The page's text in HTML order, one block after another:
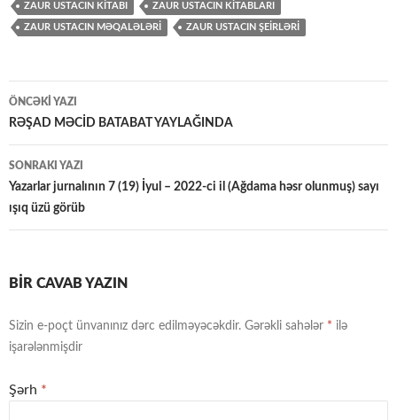
ZAUR USTACIN KİTABI ZAUR USTACIN KİTABLARI
ZAUR USTACIN MƏQALƏLƏRİ ZAUR USTACIN ŞEİRLƏRİ
Yazılar
üzrə
naviqasiya
ÖNCƏKI YAZI
RƏŞAD MƏCİD BATABAT YAYLAĞINDA
SONRAKI YAZI
Yazarlar jurnalının 7 (19) İyul – 2022-ci il (Ağdama həsr olunmuş) sayı
ışıq üzü görüb
BIR CAVAB YAZIN
Sizin e-poçt ünvanınız dərc edilməyəcəkdir. Gərəkli sahələr * ilə
işarələnmişdir
Şərh *